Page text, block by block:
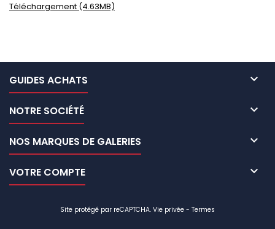
Téléchargement (4.63MB)
GUIDES ACHATS 
NOTRE SOCIÉTÉ 
NOS MARQUES DE GALERIES 
VOTRE COMPTE 
Site protégé par reCAPTCHA. Vie privée - Termes